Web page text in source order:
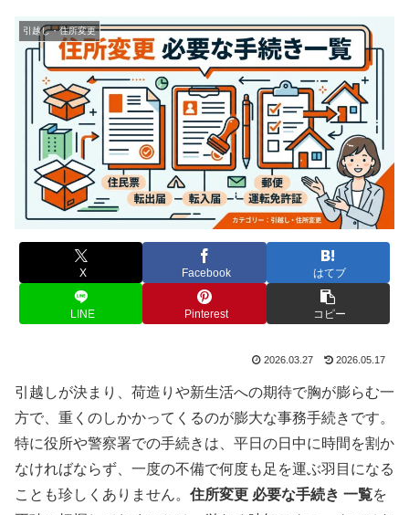
引越し・住所変更
X Facebook はてブ
LINE Pinterest コピー
2026.03.27 2026.05.17
引越しが決まり、荷造りや新生活への期待で胸が膨らむ一
方で、重くのしかかってくるのが膨大な事務手続きです。
特に役所や警察署での手続きは、平日の日中に時間を割か
なければならず、一度の不備で何度も足を運ぶ羽目になる
ことも珍しくありません。 住所変更 必要な手続き 一覧を